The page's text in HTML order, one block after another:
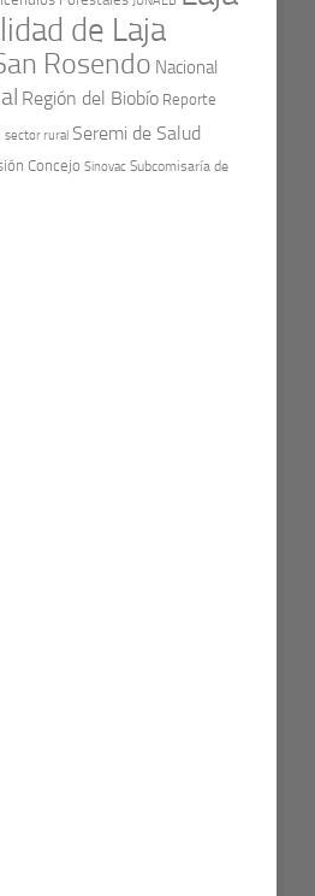
de Laja
Rosendo Nacional
Región del Biobío Reporte
sector rural Seremi de Salud
Concejo Sinovac Subcomisaría de